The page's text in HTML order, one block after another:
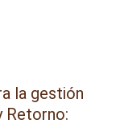
la gestión
Retorno: